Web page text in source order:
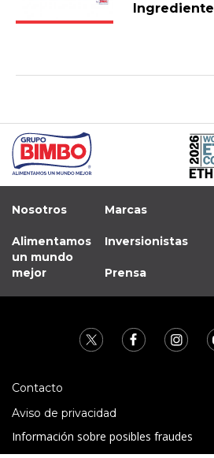
Ingrediente
Nosotros
Alimentamos
un mundo
mejor
Marcas
Inversionistas
Prensa
Contacto
Aviso de privacidad
Información sobre posibles fraudes